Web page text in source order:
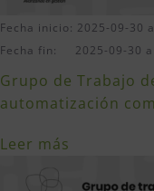
Fecha inicio: 2025-09-30
Fecha fin: 2025-09-30 a
Grupo de Trabajo
automatización
Leer más